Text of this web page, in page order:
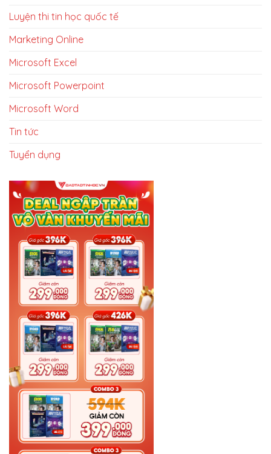
Luyện thi tin học quốc tế
Marketing Online
Microsoft Excel
Microsoft Powerpoint
Microsoft Word
Tin tức
Tuyển dụng